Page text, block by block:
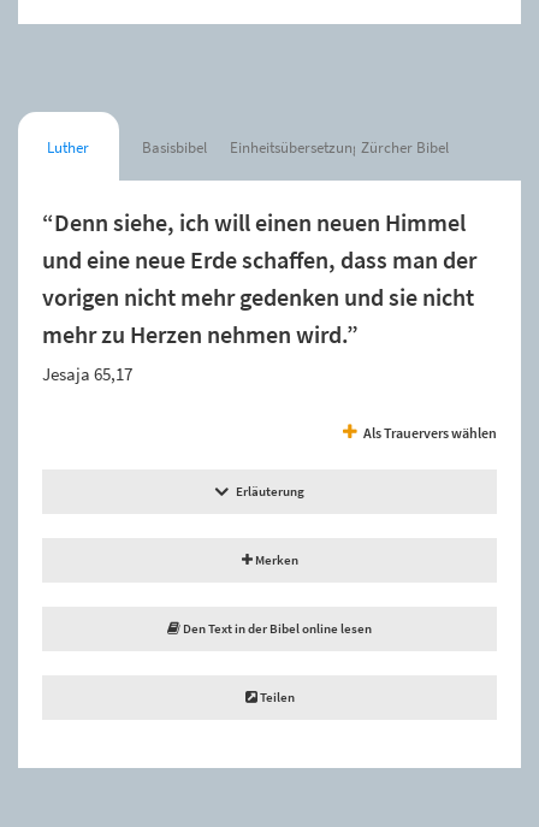
Luther Basisbibel Einheitsübersetzung Zürcher Bibel
“Denn siehe, ich will einen neuen Himmel
und eine neue Erde schaffen, dass man der
vorigen nicht mehr gedenken und sie nicht
mehr zu Herzen nehmen wird.”
Jesaja 65,17
Als Trauervers wählen
Erläuterung
Merken
Den Text in der Bibel online lesen
Teilen